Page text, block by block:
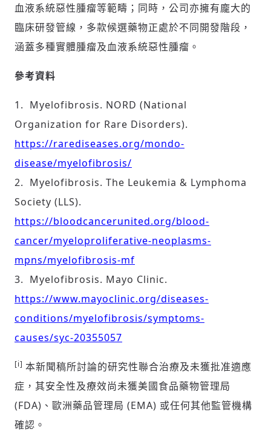
血液系統惡性腫瘤等範疇；同時，公司亦擁有龐大的
臨床研發管線，多款候選藥物正處於不同開發階段，
涵蓋多種實體腫瘤及血液系統惡性腫瘤。
參考資料
1. Myelofibrosis. NORD (National
Organization for Rare Disorders).
https://rarediseases.org/mondo-
disease/myelofibrosis/
2. Myelofibrosis. The Leukemia & Lymphoma
Society (LLS).
https://bloodcancerunited.org/blood-
cancer/myeloproliferative-neoplasms-
mpns/myelofibrosis-mf
3. Myelofibrosis. Mayo Clinic.
https://www.mayoclinic.org/diseases-
conditions/myelofibrosis/symptoms-
causes/syc-20355057
[i] 本新聞稿所討論的研究性聯合治療及未獲批准適應
症，其安全性及療效尚未獲美國食品藥物管理局
(FDA)、歐洲藥品管理局 (EMA) 或任何其他監管機構
確認。